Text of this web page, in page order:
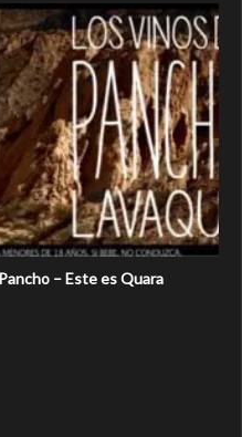
– Este es Quara